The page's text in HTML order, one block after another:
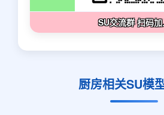
SU交流群 扫码加
厨房相关SU模